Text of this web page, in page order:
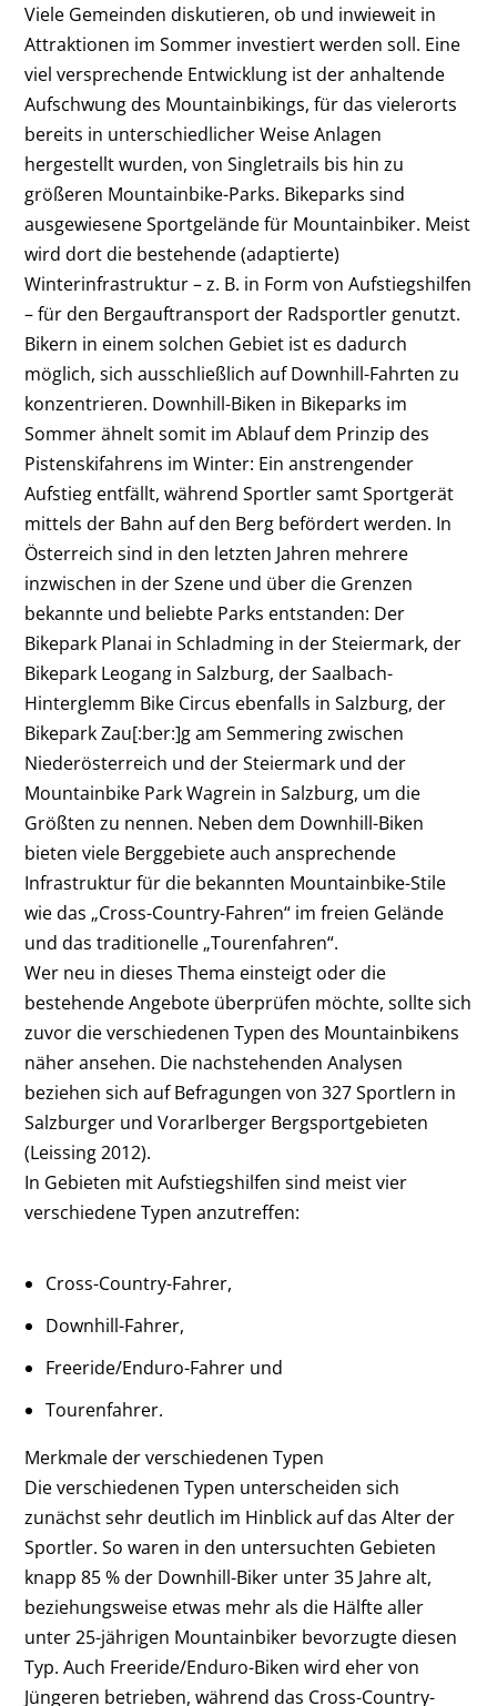
Viele Gemeinden diskutieren, ob und inwieweit in
Attraktionen im Sommer investiert werden soll. Eine
viel versprechende Entwicklung ist der anhaltende
Aufschwung des Mountainbikings, für das vielerorts
bereits in unterschiedlicher Weise Anlagen
hergestellt wurden, von Singletrails bis hin zu
größeren Mountainbike-Parks. Bikeparks sind
ausgewiesene Sportgelände für Mountainbiker. Meist
wird dort die bestehende (adaptierte)
Winterinfrastruktur – z. B. in Form von Aufstiegshilfen
– für den Bergauftransport der Radsportler genutzt.
Bikern in einem solchen Gebiet ist es dadurch
möglich, sich ausschließlich auf Downhill-Fahrten zu
konzentrieren. Downhill-Biken in Bikeparks im
Sommer ähnelt somit im Ablauf dem Prinzip des
Pistenskifahrens im Winter: Ein anstrengender
Aufstieg entfällt, während Sportler samt Sportgerät
mittels der Bahn auf den Berg befördert werden. In
Österreich sind in den letzten Jahren mehrere
inzwischen in der Szene und über die Grenzen
bekannte und beliebte Parks entstanden: Der
Bikepark Planai in Schladming in der Steiermark, der
Bikepark Leogang in Salzburg, der Saalbach-
Hinterglemm Bike Circus ebenfalls in Salzburg, der
Bikepark Zau[:ber:]g am Semmering zwischen
Niederösterreich und der Steiermark und der
Mountainbike Park Wagrein in Salzburg, um die
Größten zu nennen. Neben dem Downhill-Biken
bieten viele Berggebiete auch ansprechende
Infrastruktur für die bekannten Mountainbike-Stile
wie das „Cross-Country-Fahren“ im freien Gelände
und das traditionelle „Tourenfahren“.
Wer neu in dieses Thema einsteigt oder die
bestehende Angebote überprüfen möchte, sollte sich
zuvor die verschiedenen Typen des Mountainbikens
näher ansehen. Die nachstehenden Analysen
beziehen sich auf Befragungen von 327 Sportlern in
Salzburger und Vorarlberger Bergsportgebieten
(Leissing 2012).
In Gebieten mit Aufstiegshilfen sind meist vier
verschiedene Typen anzutreffen:
Cross-Country-Fahrer,
Downhill-Fahrer,
Freeride/Enduro-Fahrer und
Tourenfahrer.
Merkmale der verschiedenen Typen
Die verschiedenen Typen unterscheiden sich
zunächst sehr deutlich im Hinblick auf das Alter der
Sportler. So waren in den untersuchten Gebieten
knapp 85 % der Downhill-Biker unter 35 Jahre alt,
beziehungsweise etwas mehr als die Hälfte aller
unter 25-jährigen Mountainbiker bevorzugte diesen
Typ. Auch Freeride/Enduro-Biken wird eher von
Jüngeren betrieben, während das Cross-Country-